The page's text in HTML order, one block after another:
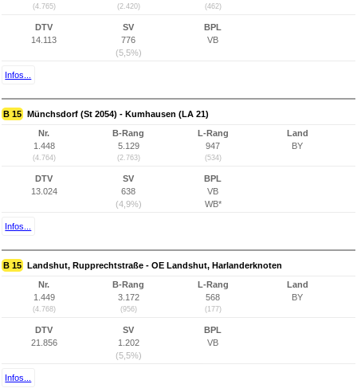
(4.765) (2.420) (462)
DTV
14.113
SV
776
(5,5%)
BPL
VB
Infos...
B 15 Münchsdorf (St 2054) - Kumhausen (LA 21)
Nr.
1.448
(4.764)
B-Rang
5.129
(2.763)
L-Rang
947
(534)
Land
BY
DTV
13.024
SV
638
(4,9%)
BPL
VB
WB*
Infos...
B 15 Landshut, Rupprechtstraße - OE Landshut, Harlanderknoten
Nr.
1.449
(4.768)
B-Rang
3.172
(956)
L-Rang
568
(177)
Land
BY
DTV
21.856
SV
1.202
(5,5%)
BPL
VB
Infos...